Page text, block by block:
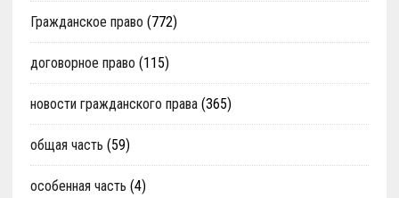
Гражданское право (772)
договорное право (115)
новости гражданского права(365)
общая часть (59)
особенная часть (4)